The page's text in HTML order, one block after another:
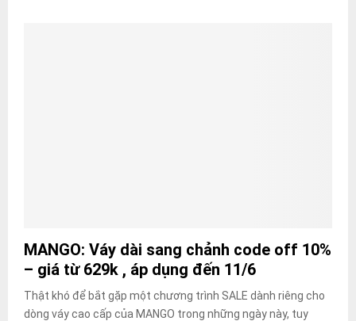
MANGO: Váy dài sang chảnh code off 10%
– giá từ 629k , áp dụng đến 11/6
Thật khó để bắt gặp một chương trình SALE dành riêng cho
dòng váy cao cấp của MANGO trong những ngày này, tuy